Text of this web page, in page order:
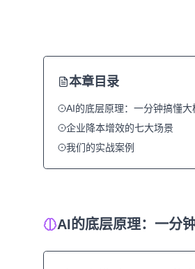
本章目录
AI的底层原理：一分钟搞懂大
企业降本增效的七大场景
我们的实战案例
AI的底层原理：一分